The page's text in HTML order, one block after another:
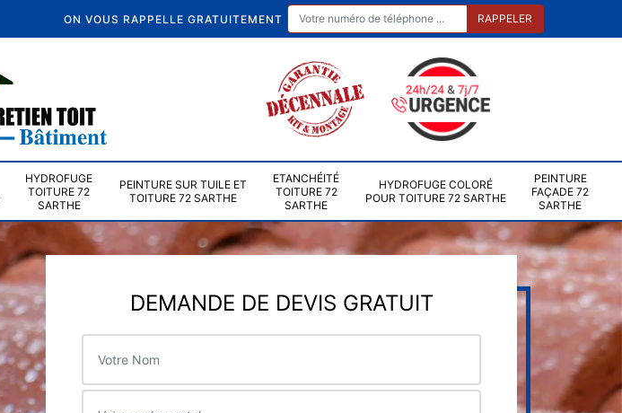
ON VOUS RAPPELLE GRATUITEMENT
HYDROFUGE
TOITURE 72
SARTHE
PEINTURE SUR TUILE ET
TOITURE 72 SARTHE
ETANCHÉITÉ
TOITURE 72
SARTHE
HYDROFUGE COLORÉ
POUR TOITURE 72 SARTHE
PEINTURE
FAÇADE 72
SARTHE
DEMANDE DE DEVIS GRATUIT